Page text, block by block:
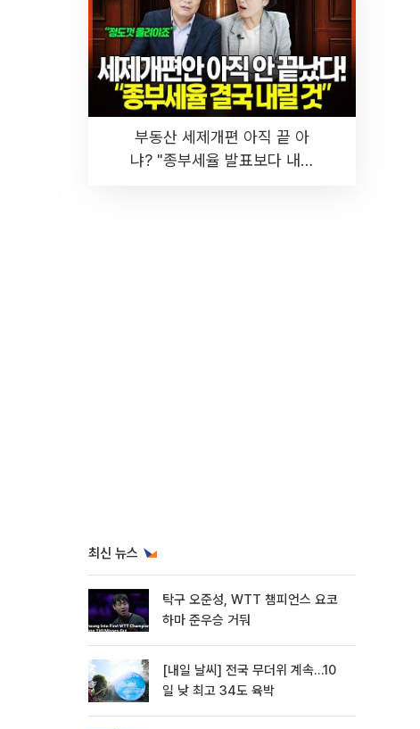
부동산 세제개편 아직 끝 아
냐? "종부세율 발표보다 내릴
최신 뉴스
탁구 오준성, WTT 챔피언스 요코
하마 준우승 거둬
[내일 날씨] 전국 무더위 계속…10
일 낮 최고 34도 육박